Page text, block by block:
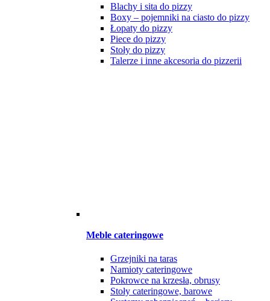
Blachy i sita do pizzy
Boxy – pojemniki na ciasto do pizzy
Łopaty do pizzy
Piece do pizzy
Stoły do pizzy
Talerze i inne akcesoria do pizzerii
Meble cateringowe
Grzejniki na taras
Namioty cateringowe
Pokrowce na krzesła, obrusy
Stoły cateringowe, barowe